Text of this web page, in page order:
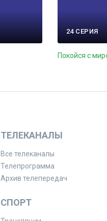
24 СЕРИЯ
Покойся с
ТЕЛЕКАНАЛЫ
Все телеканалы
Телепрограмма
Архив телепередач
СПОРТ